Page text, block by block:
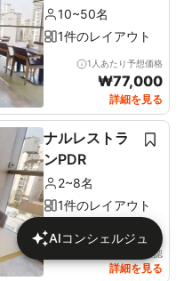
10~50名
1件のレイアウト
1人あたり予想価格
₩77,000
詳細を見る
ナルレストラ
ンPDR
2~8名
1件のレイアウト
詳細で価格を確認
詳細を見る
AIコンシェルジュ